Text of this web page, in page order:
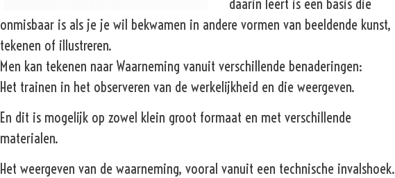
daarin leert is een basis die
onmisbaar is als je je wil bekwamen in andere vormen van beeldende kunst,
tekenen of illustreren.
Men kan tekenen naar Waarneming vanuit verschillende benaderingen:
Het trainen in het observeren van de werkelijkheid en die weergeven.
En dit is mogelijk op zowel klein groot formaat en met verschillende
materialen.
Het weergeven van de waarneming, vooral vanuit een technische invalshoek.